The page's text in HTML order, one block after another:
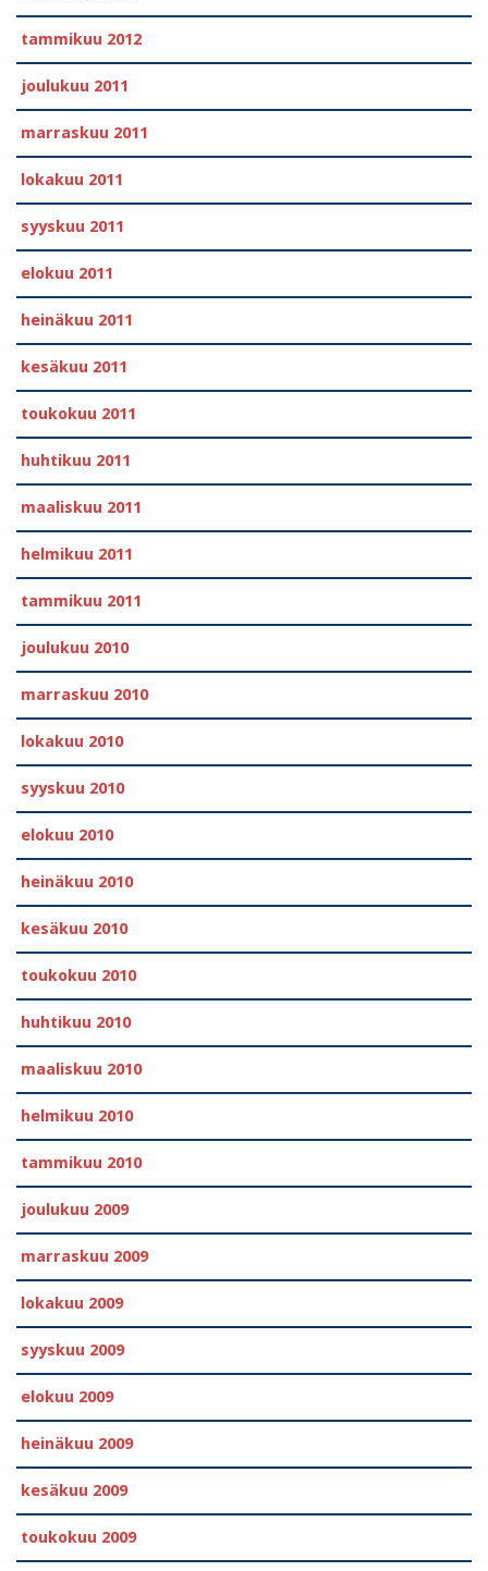
tammikuu 2012
joulukuu 2011
marraskuu 2011
lokakuu 2011
syyskuu 2011
elokuu 2011
heinäkuu 2011
kesäkuu 2011
toukokuu 2011
huhtikuu 2011
maaliskuu 2011
helmikuu 2011
tammikuu 2011
joulukuu 2010
marraskuu 2010
lokakuu 2010
syyskuu 2010
elokuu 2010
heinäkuu 2010
kesäkuu 2010
toukokuu 2010
huhtikuu 2010
maaliskuu 2010
helmikuu 2010
tammikuu 2010
joulukuu 2009
marraskuu 2009
lokakuu 2009
syyskuu 2009
elokuu 2009
heinäkuu 2009
kesäkuu 2009
toukokuu 2009